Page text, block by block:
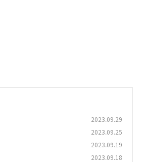
2023.09.29
2023.09.25
2023.09.19
2023.09.18